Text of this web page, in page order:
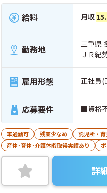
給料 月収
勤務地
三重県
ＪＲ紀
雇用形態 正社員(
応募要件 ■資格
車通勤可 残業少なめ 託児所・
産休･育休･介護休暇取得実績あり
詳